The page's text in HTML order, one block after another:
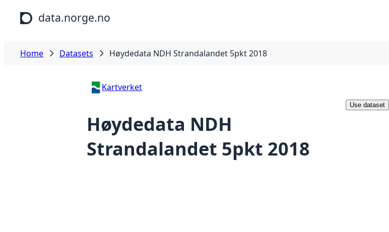
Skip to main content
data.norge.no
Home Datasets Høydedata NDH Strandalandet 5pkt 2018
Kartverket
Høydedata NDH
Strandalandet 5pkt 2018
Use dataset